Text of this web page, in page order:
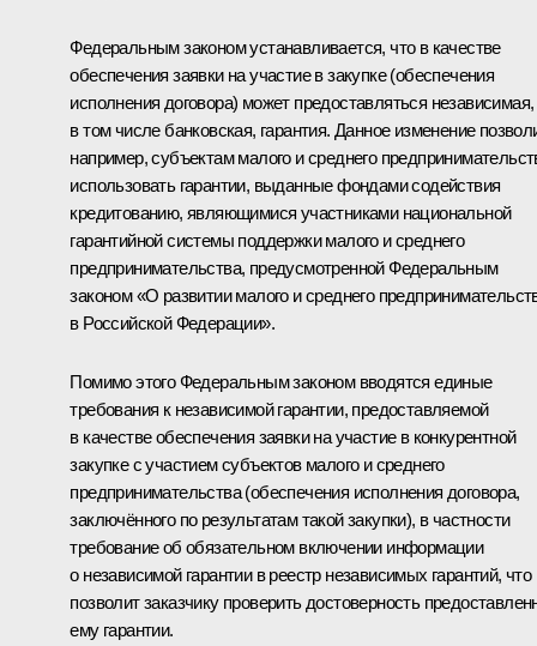
Федеральным законом устанавливается, что в качестве
обеспечения заявки на участие в закупке (обеспечения
исполнения договора) может предоставляться независимая,
в том числе банковская, гарантия. Данное изменение
например, субъектам малого и среднего
использовать гарантии, выданные фондами содействия
кредитованию, являющимися участниками национальной
гарантийной системы поддержки малого и среднего
предпринимательства, предусмотренной Федеральным
законом «О развитии малого и среднего
в Российской Федерации».
Помимо этого Федеральным законом вводятся единые
требования к независимой гарантии, предоставляемой
в качестве обеспечения заявки на участие в конкурентной
закупке с участием субъектов малого и среднего
предпринимательства (обеспечения исполнения договора,
заключённого по результатам такой закупки), в частности
требование об обязательном включении информации
о независимой гарантии в реестр независимых гарантий, что
позволит заказчику проверить достоверность
ему гарантии.